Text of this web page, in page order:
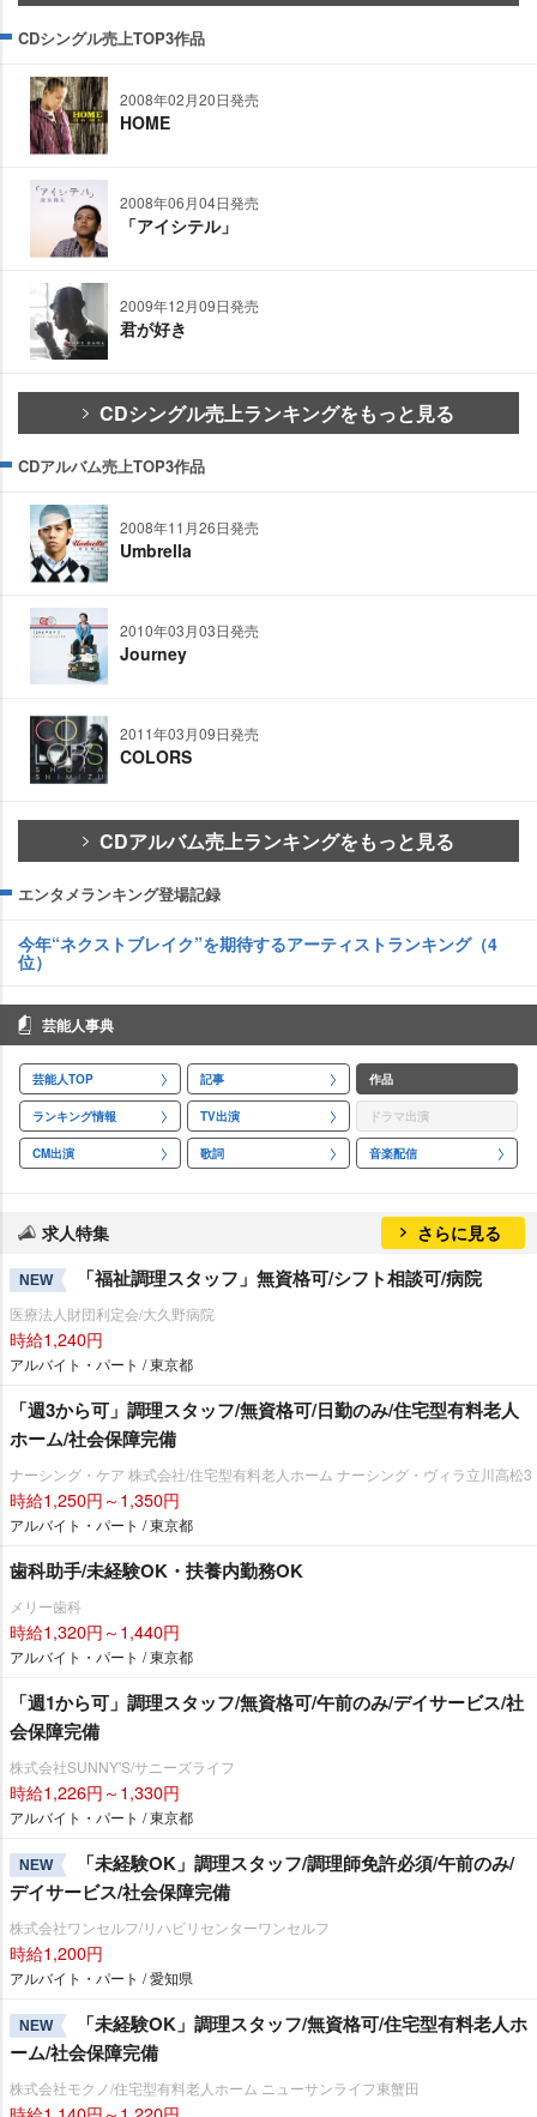
CDシングル売上TOP3作品
2008年02月20日発売
HOME
2008年06月04日発売
「アイシテル」
2009年12月09日発売
君が好き
CDシングル売上ランキングをもっと見る
CDアルバム売上TOP3作品
2008年11月26日発売
Umbrella
2010年03月03日発売
Journey
2011年03月09日発売
COLORS
CDアルバム売上ランキングをもっと見る
エンタメランキング登場記録
今年“ネクストブレイク”を期待するアーティストランキング（4
位）
芸能人事典
芸能人TOP 記事 作品
ランキング情報 TV出演 ドラマ出演
CM出演 歌詞 音楽配信
求人特集 さらに見る
NEW 「福祉調理スタッフ」無資格可/シフト相談可/病院
医療法人財団利定会/大久野病院
時給1,240円
アルバイト・パート / 東京都
「週3から可」調理スタッフ/無資格可/日勤のみ/住宅型有料老人
ホーム/社会保障完備
ナーシング・ケア 株式会社/住宅型有料老人ホーム ナーシング・ヴィラ立川高松3
時給1,250円～1,350円
アルバイト・パート / 東京都
歯科助手/未経験OK・扶養内勤務OK
メリー歯科
時給1,320円～1,440円
アルバイト・パート / 東京都
「週1から可」調理スタッフ/無資格可/午前のみ/デイサービス/社
会保障完備
株式会社SUNNY'S/サニーズライフ
時給1,226円～1,330円
アルバイト・パート / 東京都
NEW
「未経験OK」調理スタッフ/調理師免許必須/午前のみ/
デイサービス/社会保障完備
株式会社ワンセルフ/リハビリセンターワンセルフ
時給1,200円
アルバイト・パート / 愛知県
NEW
「未経験OK」調理スタッフ/無資格可/住宅型有料老人ホ
ーム/社会保障完備
株式会社モクノ/住宅型有料老人ホーム ニューサンライフ東蟹田